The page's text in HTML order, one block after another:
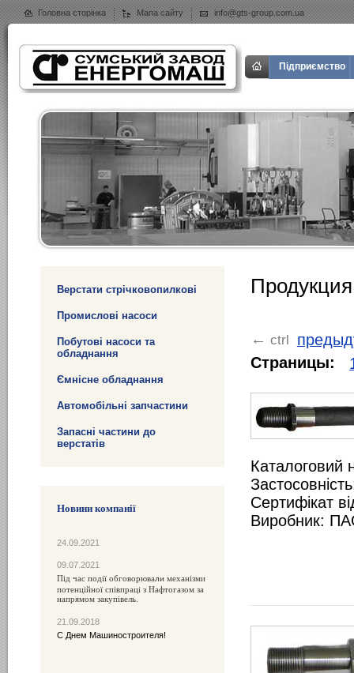
Головна сторінка Мапа сайту info@gts-group.com.ua
Підприємство
Верстати стрічковопилкові
Промислові насоси
Побутові насоси та
обладнання
Ємнісне обладнання
Автомобільні запчастини
Запасні частини до
верстатів
Новини компанії
24.09.2021
09.07.2021
Під час події обговорювали механізми
потенційної співпраці з Нафтогазом за
напрямом закупівель.
21.09.2018
С Днем Машиностроителя!
Продукция
← ctrl
Страницы:
Каталоговий
Сертифікат
Виробник: